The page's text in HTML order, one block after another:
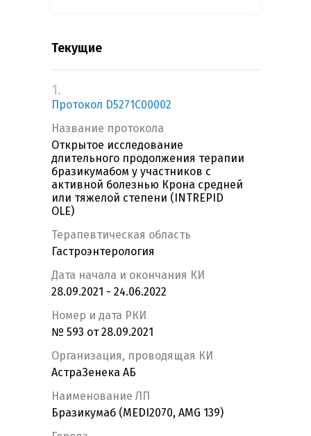
Текущие
1.
Протокол D5271C00002
Название протокола
Открытое исследование
длительного продолжения терапии
бразикумабом у участников с
активной болезнью Крона средней
или тяжелой степени (INTREPID
OLE)
Терапевтическая область
Гастроэнтерология
Дата начала и окончания КИ
28.09.2021 - 24.06.2022
Номер и дата РКИ
№ 593 от 28.09.2021
Организация, проводящая КИ
АстраЗенека АБ
Наименование ЛП
Бразикумаб (MEDI2070, AMG 139)